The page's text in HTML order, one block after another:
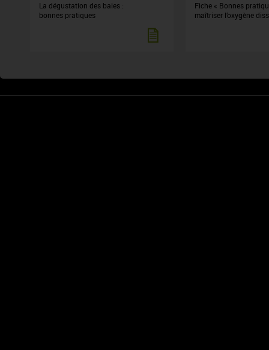
La dégustation des baies :
bonnes pratiques
Fiche « Bonnes
maîtriser l’oxygène